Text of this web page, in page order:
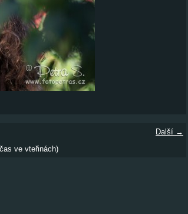
Další →
ve vteřinách)